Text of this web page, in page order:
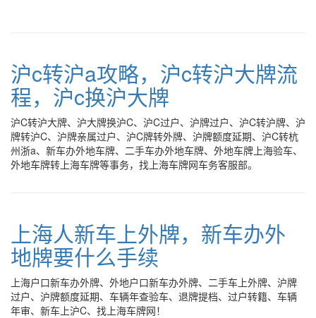
沪c转沪a攻略，沪c转沪大牌流
程，沪c换沪大牌
沪C转沪大牌、沪大牌换沪C、沪C过户、沪牌过户、沪C转沪牌、沪
牌转沪C、沪牌亲属过户、沪C牌转外牌、沪牌额度延期、沪C转杭
州浙a、新车办外地车牌、二手车办外地车牌、外地车牌上海验车、
外地车牌转上海车牌等事务，找上海车牌网车务客服部。
上海人新车上外牌，新车办外
地牌要什么手续
上海户口新车办外牌、外地户口新车办外牌、二手车上外牌、沪牌
过户、沪牌额度延期、车辆年查验车、退牌提档、过户转籍、车辆
年审、新车上沪C、找上海车牌网！